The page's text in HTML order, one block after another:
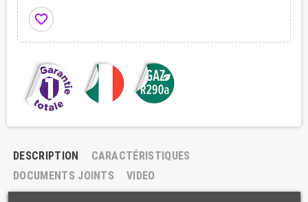
favorite_border
DESCRIPTION
CARACTÉRISTIQUES
DOCUMENTS JOINTS
VIDEO